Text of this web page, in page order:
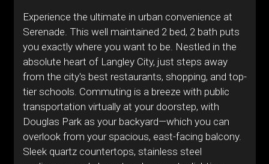
Experience the ultimate in urban convenience at
Serenade. This well maintained 2 bed, 2 bath puts
you exactly where you want to be. Nestled in the
absolute heart of Langley City, just steps away
from the city's best restaurants, shopping, and top-
tier schools. Commuting is a breeze with public
transportation virtually at your doorstep, with
Douglas Park as your backyard—which you can
overlook from your spacious, east-facing balcony.
Sleek quartz countertops, stainless steel